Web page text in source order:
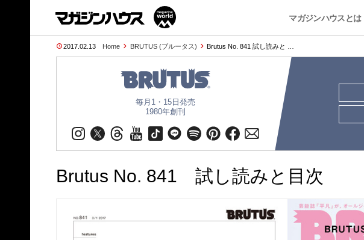
マガジンハウスとは
2017.02.13 Home BRUTUS (ブルータス) Brutus No. 841 試し読みと …
毎月1・15日発売
1980年創刊
Brutus No. 841 試し読みと目次